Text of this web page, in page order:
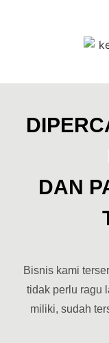
Kami menyajikan
[harga
"bisnis
DAN
Bisnis kami
tidak perlu ragu
miliki, sudah